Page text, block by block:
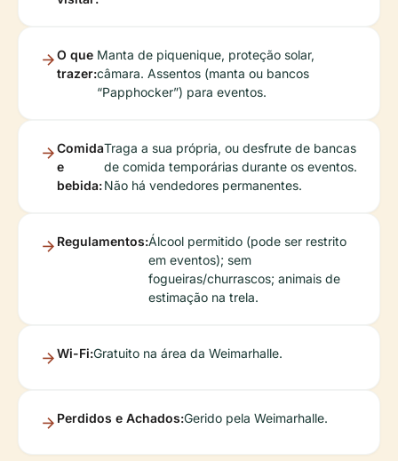
O que
trazer:
Manta de piquenique, proteção solar,
câmara. Assentos (manta ou bancos
“Papphocker”) para eventos.
Comida
e
bebida:
Traga a sua própria, ou desfrute de bancas
de comida temporárias durante os eventos.
Não há vendedores permanentes.
Regulamentos:Álcool permitido (pode ser restrito
em eventos); sem
fogueiras/churrascos; animais de
estimação na trela.
Wi-Fi:Gratuito na área da Weimarhalle.
Perdidos e Achados:Gerido pela Weimarhalle.